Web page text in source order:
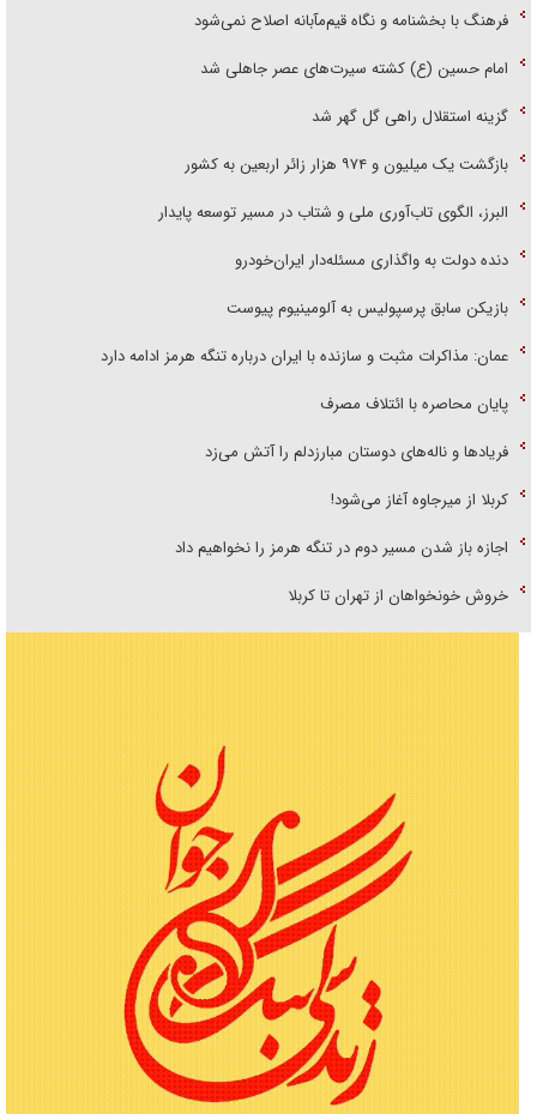
فرهنگ با بخشنامه و نگاه قیم‌مآبانه اصلاح نمی‌شود
امام حسین (ع) کشته سیرت‌های عصر جاهلی شد
گزینه استقلال راهی گل گهر شد
بازگشت یک میلیون و ۹۷۴ هزار زائر اربعین به کشور
البرز، الگوی تاب‌آوری ملی و شتاب در مسیر توسعه پایدار
دنده دولت به واگذاری مسئله‌دار ایران‌خودرو
بازیکن سابق پرسپولیس به آلومینیوم پیوست
عمان: مذاکرات مثبت و سازنده با ایران درباره تنگه هرمز ادامه دارد
پایان محاصره با ائتلاف مصرف
فریاد‌ها و ناله‌های دوستان مبارزدلم را آتش می‌زد
کربلا از میرجاوه آغاز می‌شود!
اجازه باز شدن مسیر دوم در تنگه هرمز را نخواهیم داد
خروش خونخواهان از تهران تا کربلا